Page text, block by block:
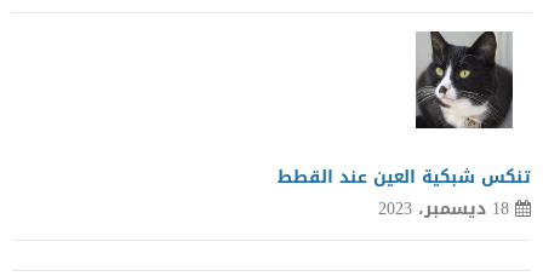
تنكس شبكية العين عند القطط
18 ديسمبر، 2023